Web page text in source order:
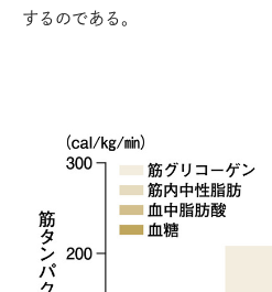
するのである。